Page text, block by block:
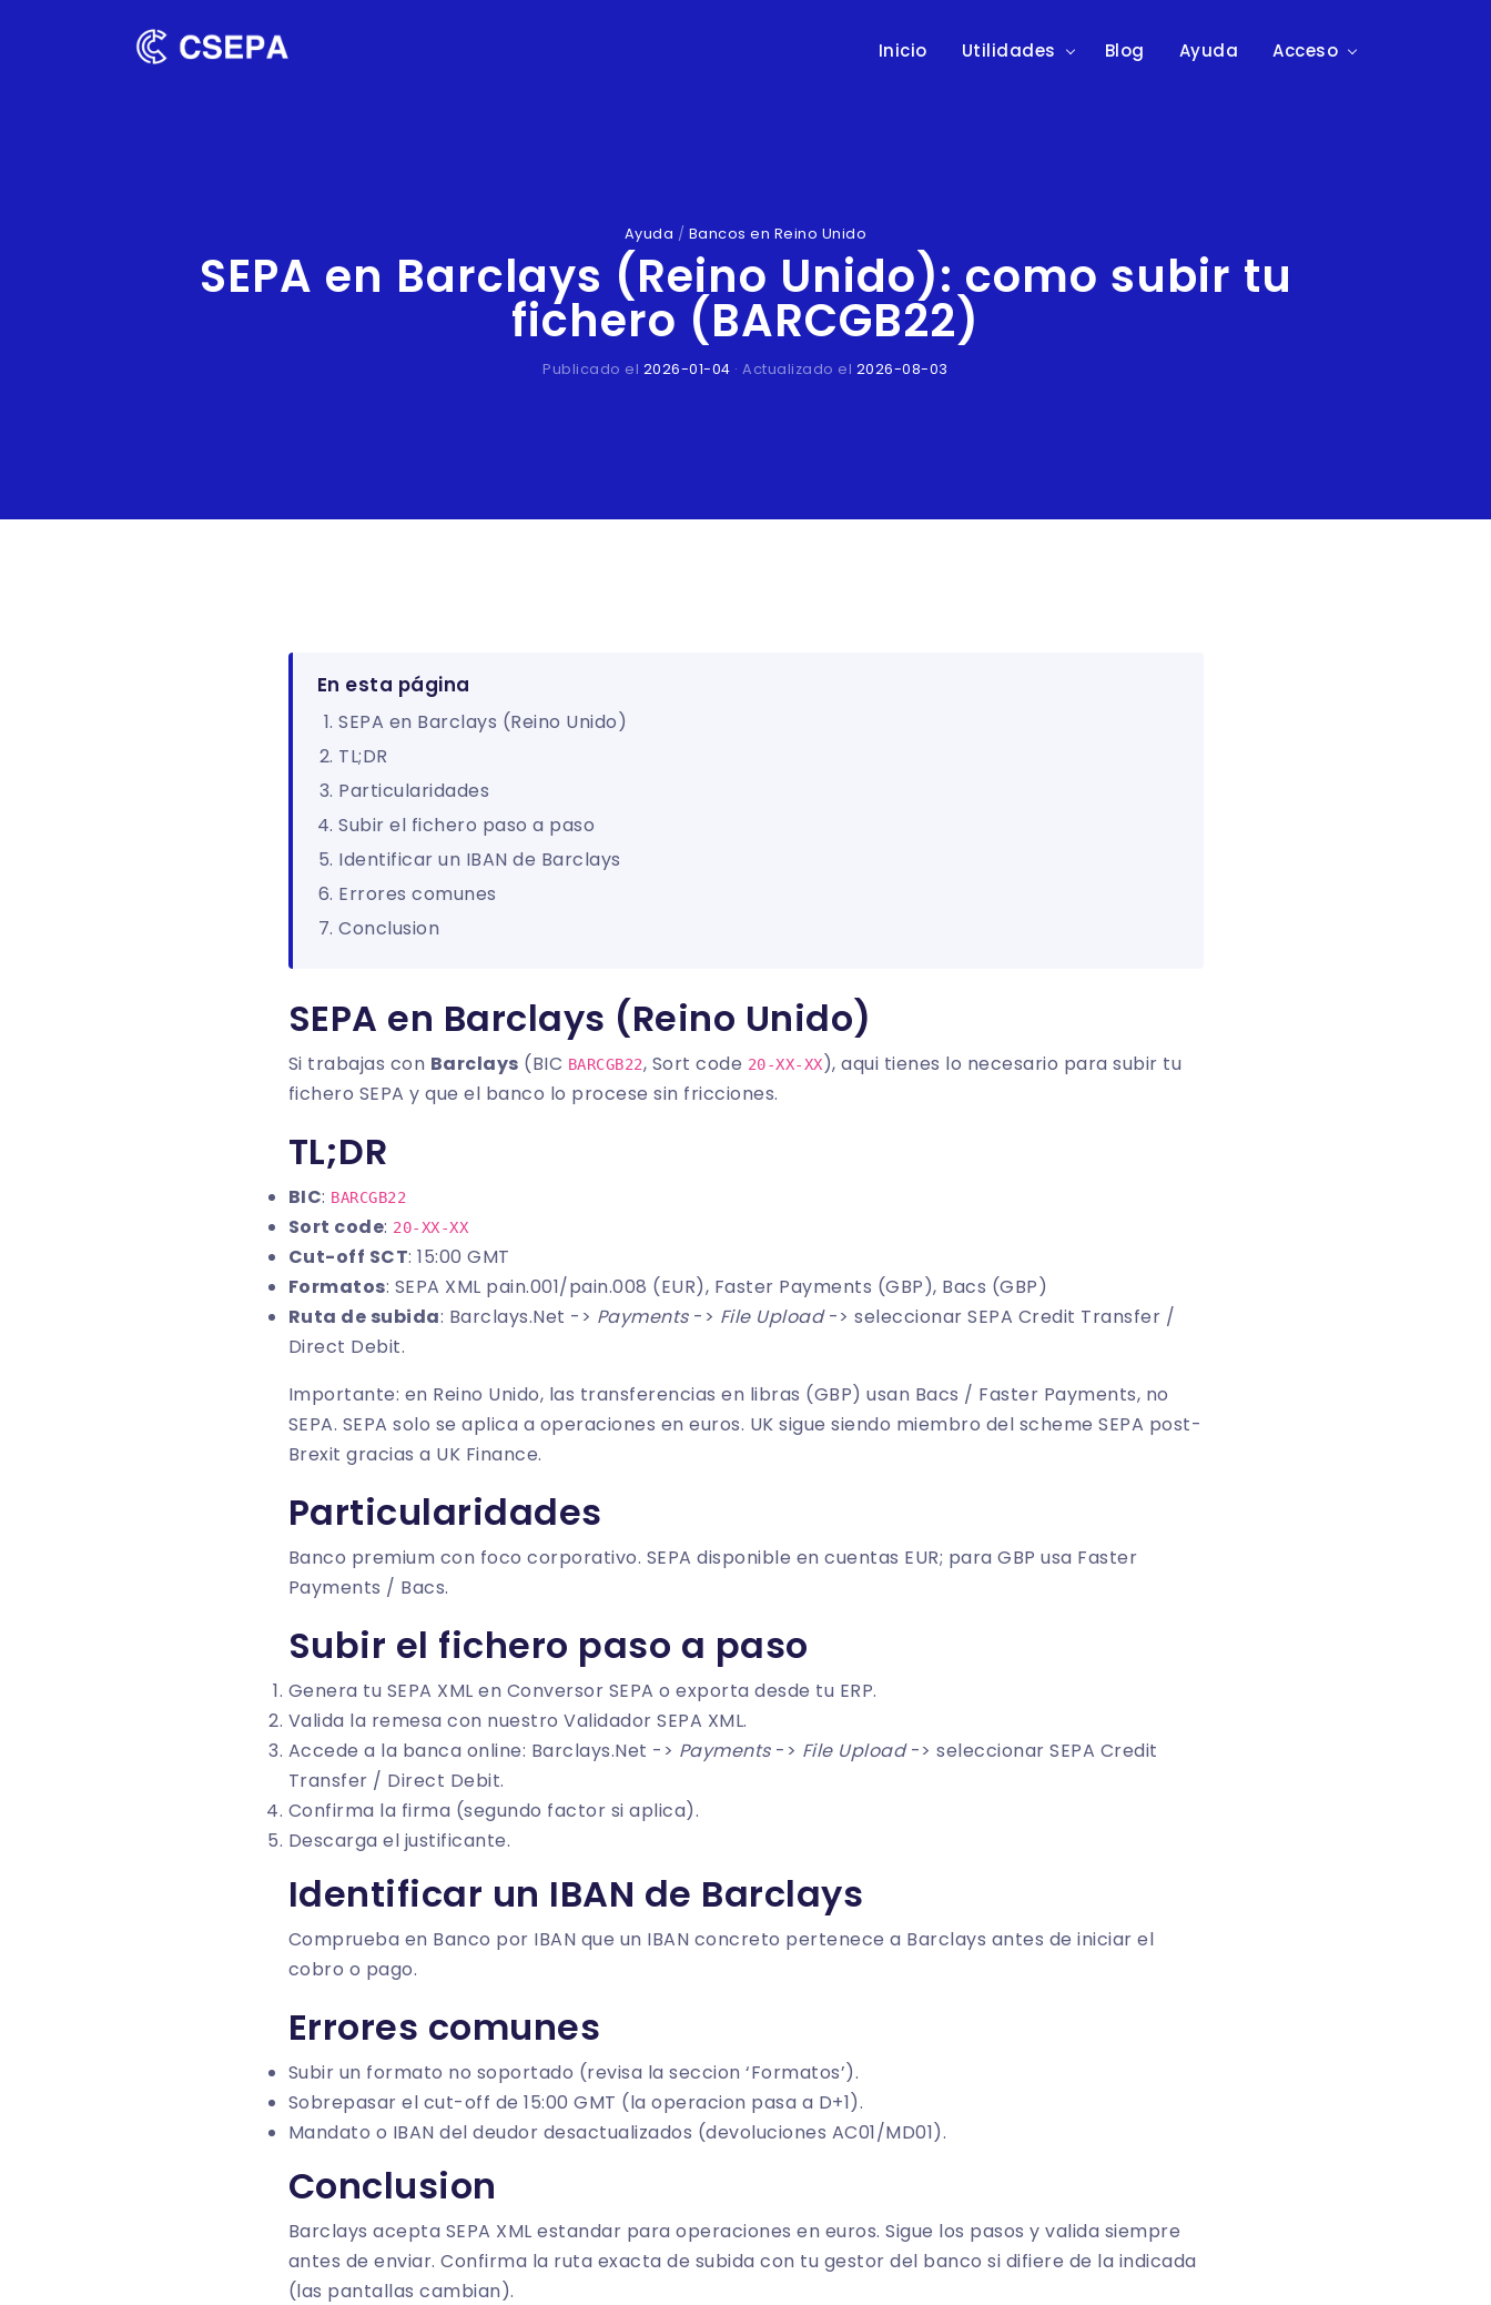
Inicio Utilidades Blog Ayuda Acceso
Ayuda / Bancos en Reino Unido
SEPA en Barclays (Reino Unido): como subir tu
fichero (BARCGB22)
Publicado el 2026-01-04 · Actualizado el 2026-08-03
En esta página
SEPA en Barclays (Reino Unido)
TL;DR
Particularidades
Subir el fichero paso a paso
Identificar un IBAN de Barclays
Errores comunes
Conclusion
SEPA en Barclays (Reino Unido)
Si trabajas con Barclays (BIC BARCGB22, Sort code 20-XX-XX), aqui tienes lo necesario para subir tu
fichero SEPA y que el banco lo procese sin fricciones.
TL;DR
BIC: BARCGB22
Sort code: 20-XX-XX
Cut-off SCT: 15:00 GMT
Formatos: SEPA XML pain.001/pain.008 (EUR), Faster Payments (GBP), Bacs (GBP)
Ruta de subida: Barclays.Net -> Payments-> File Upload-> seleccionar SEPA Credit Transfer /
Direct Debit.
Importante: en Reino Unido, las transferencias en libras (GBP) usan Bacs / Faster Payments, no
SEPA. SEPA solo se aplica a operaciones en euros. UK sigue siendo miembro del scheme SEPA post-
Brexit gracias a UK Finance.
Particularidades
Banco premium con foco corporativo. SEPA disponible en cuentas EUR; para GBP usa Faster
Payments / Bacs.
Subir el fichero paso a paso
Genera tu SEPA XML en Conversor SEPA o exporta desde tu ERP.
Valida la remesa con nuestro Validador SEPA XML.
Accede a la banca online: Barclays.Net -> Payments-> File Upload-> seleccionar SEPA Credit
Transfer / Direct Debit.
Confirma la firma (segundo factor si aplica).
Descarga el justificante.
Identificar un IBAN de Barclays
Comprueba en Banco por IBAN que un IBAN concreto pertenece a Barclays antes de iniciar el
cobro o pago.
Errores comunes
Subir un formato no soportado (revisa la seccion ‘Formatos’).
Sobrepasar el cut-off de 15:00 GMT (la operacion pasa a D+1).
Mandato o IBAN del deudor desactualizados (devoluciones AC01/MD01).
Conclusion
Barclays acepta SEPA XML estandar para operaciones en euros. Sigue los pasos y valida siempre
antes de enviar. Confirma la ruta exacta de subida con tu gestor del banco si difiere de la indicada
(las pantallas cambian).